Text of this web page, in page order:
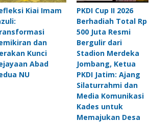
Kiai Imam
dan
Kunci
Abad
NU
PKDI Cup II 2026
Berhadiah Total Rp
500 Juta Resmi
Bergulir dari
Stadion Merdeka
Jombang, Ketua
PKDI Jatim: Ajang
Silaturrahmi dan
Media Komunikasi
Kades untuk
Memajukan Desa